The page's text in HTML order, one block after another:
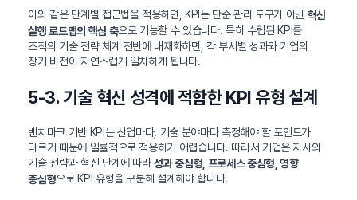
이와 같은 단계별 접근법을 적용하면, KPI는 단순 관리 도구가 아닌 혁신
실행 로드맵의 핵심 축으로 기능할 수 있습니다. 특히 수립된 KPI를
조직의 기술 전략 체계 전반에 내재화하면, 각 부서별 성과와 기업의
장기 비전이 자연스럽게 일치하게 됩니다.
5-3. 기술 혁신 성격에 적합한 KPI 유형 설계
벤치마크 기반 KPI는 산업마다, 기술 분야마다 측정해야 할 포인트가
다르기 때문에 일률적으로 적용하기 어렵습니다. 따라서 기업은 자사의
기술 전략과 혁신 단계에 따라성과 중심형, 프로세스 중심형, 영향
중심형으로 KPI 유형을 구분해 설계해야 합니다.